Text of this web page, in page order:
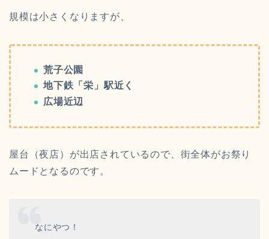
規模は小さくなりますが、
荒子公園
地下鉄「栄」駅近く
広場近辺
屋台（夜店）が出店されているので、街全体がお祭り
ムードとなるのです。
なにやつ！